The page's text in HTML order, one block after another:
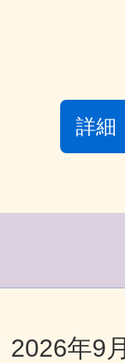
詳細
2026年9